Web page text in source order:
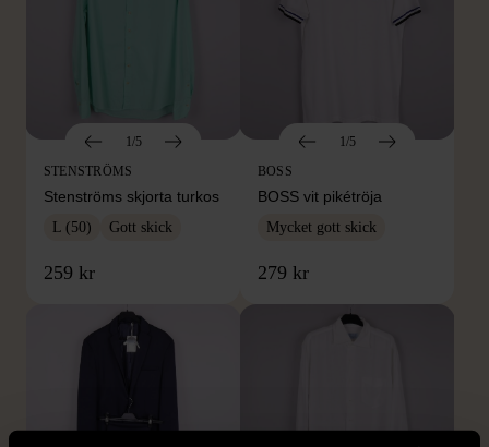
1/5
STENSTRÖMS
Stenströms skjorta turkos
L (50) Gott skick
259 kr
1/5
BOSS
BOSS vit pikétröja
Mycket gott skick
279 kr